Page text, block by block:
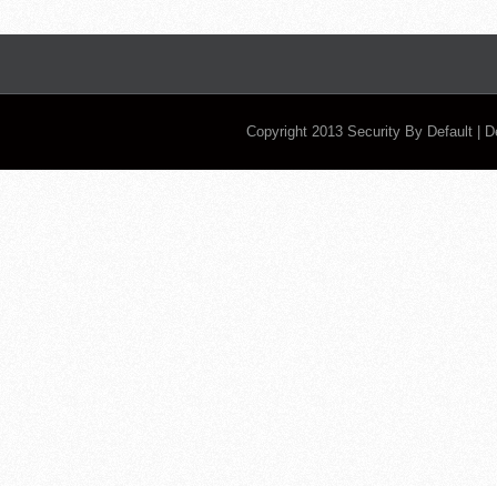
Copyright 2013 Security By Default |